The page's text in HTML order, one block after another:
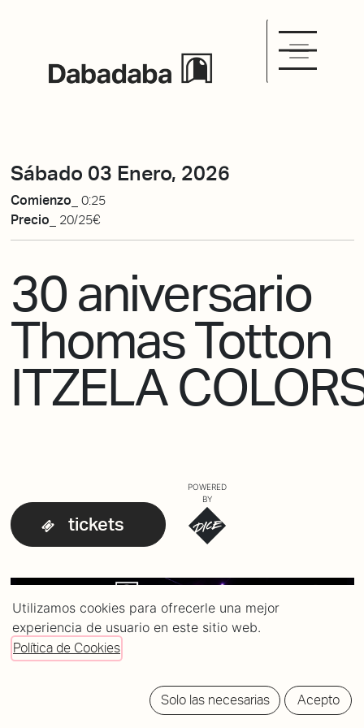
Sábado 03 Enero, 2026
Comienzo_ 0:25
Precio_ 20/25€
30 aniversario
Thomas Totton
ITZELA
tickets
POWERED
BY
Utilizamos cookies para ofrecerle una mejor
experiencia de usuario en este sitio web.
Política de Cookies
Solo las necesarias Acepto